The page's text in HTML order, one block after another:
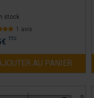
stock
1 avis
€ TTC
AU PANIER